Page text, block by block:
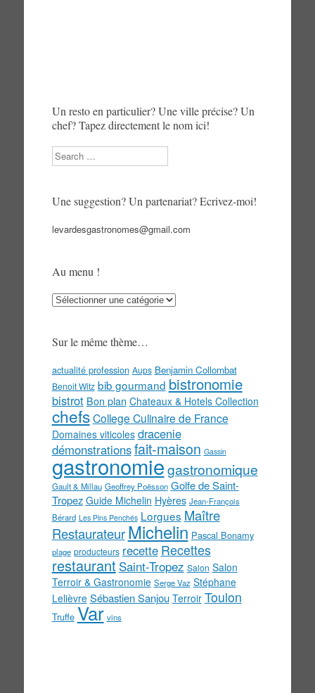
Un resto en particulier? Une ville précise? Un
chef? Tapez directement le nom ici!
Search
Une suggestion? Un partenariat? Ecrivez-moi!
levardesgastronomes@gmail.com
Au menu !
Au
Sur le même thème…
actualité profession Aups Benjamin Collombat
Benoit Witz bib gourmand bistronomie
bistrot Bon plan Chateaux & Hotels Collection
chefs College Culinaire de France
Domaines viticoles dracenie
démonstrationsfait-maison Gassin
gastronomiegastronomique
Gault & Millau Geoffrey Poësson Golfe de Saint-
Tropez Guide Michelin Hyères Jean-François
Bérard Les Pins Penchés Lorgues Maître
Restaurateur Michelin Pascal Bonamy
plage producteurs recette Recettes
restaurant Saint-Tropez Salon Salon
Terroir & Gastronomie Serge Vaz Stéphane
Lelièvre Sébastien Sanjou Terroir Toulon
Truffe Var vins